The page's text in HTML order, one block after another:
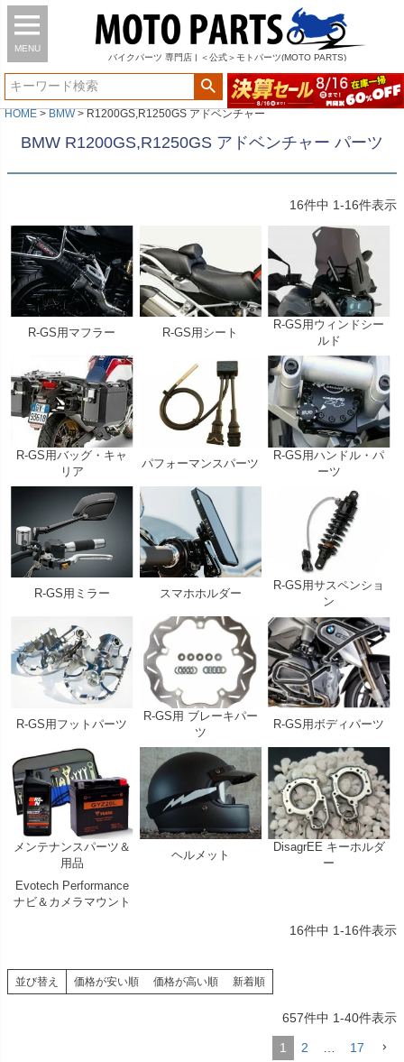
MENU
バイク パーツ 専門店 | ＜公式＞モトパーツ(MOTO PARTS)
HOME BMW R1200GS,R1250GS アドベンチャー
BMW R1200GS,R1250GS アドベンチャー パーツ
16件中 1-16件表示
R-GS用マフラー R-GS用シート
R-GS用ウィンドシー
ルド
R-GS用バッグ・キャ
リア
パフォーマンスパーツ
R-GS用ハンドル・パ
ーツ
R-GS用ミラー スマホホルダー
R-GS用サスペンショ
ン
R-GS用フットパーツ
R-GS用 ブレーキパー
ツ
R-GS用ボディパーツ
メンテナンスパーツ＆
用品
ヘルメット
DisagrEE キーホルダ
ー
Evotech Performance
ナビ＆カメラマウント
16件中 1-16件表示
並び替え 価格が安い順 価格が高い順 新着順
657件中 1-40件表示
1 2 17